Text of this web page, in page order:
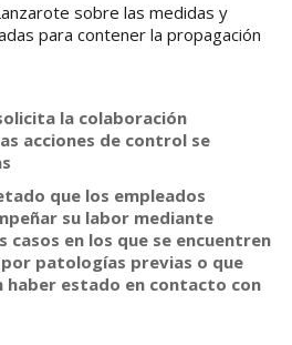
sobre las medidas y
para contener la propagación
la colaboración
acciones de control se
que los empleados
su labor mediante
en los que se encuentren
patologías previas o que
haber estado en contacto con